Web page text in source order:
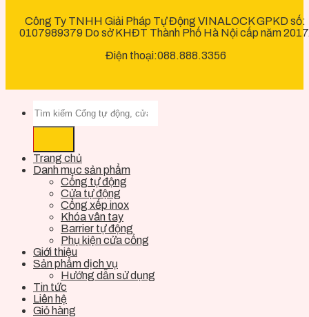
Công Ty TNHH Giải Pháp Tự Động VINALOCK GPKD số:
0107989379 Do sở KHĐT Thành Phố Hà Nội cấp năm
Điện thoại:088.888.3356
Trang chủ
Danh mục sản phẩm
Cổng tự động
Cửa tự động
Cổng xếp inox
Khóa vân tay
Barrier tự động
Phụ kiện cửa cổng
Giới thiệu
Sản phẩm dịch vụ
Hướng dẫn sử dụng
Tin tức
Liên hệ
Giỏ hàng